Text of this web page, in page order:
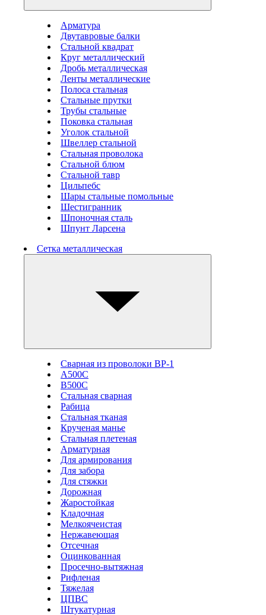
Арматура
Двутавровые балки
Стальной квадрат
Круг металлический
Дробь металлическая
Ленты металлические
Полоса стальная
Стальные прутки
Трубы стальные
Поковка стальная
Уголок стальной
Швеллер стальной
Стальная проволока
Стальной блюм
Стальной тавр
Цильпебс
Шары стальные помольные
Шестигранник
Шпоночная сталь
Шпунт Ларсена
Сетка металлическая
Сварная из проволоки ВР-1
А500С
В500С
Стальная сварная
Рабица
Стальная тканая
Крученая манье
Стальная плетеная
Арматурная
Для армирования
Для забора
Для стяжки
Дорожная
Жаростойкая
Кладочная
Мелкоячеистая
Нержавеющая
Отсечная
Оцинкованная
Просечно-вытяжная
Рифленая
Тяжелая
ЦПВС
Штукатурная